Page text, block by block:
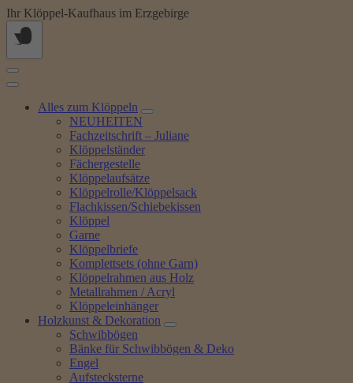
Springe
zum
Inhalt
Ihr Klöppel-Kaufhaus im Erzgebirge
Alles zum Klöppeln
NEUHEITEN
Fachzeitschrift – Juliane
Klöppelständer
Fächergestelle
Klöppelaufsätze
Klöppelrolle/Klöppelsack
Flachkissen/Schiebekissen
Klöppel
Garne
Klöppelbriefe
Komplettsets (ohne Garn)
Klöppelrahmen aus Holz
Metallrahmen / Acryl
Klöppeleinhänger
Holzkunst & Dekoration
Schwibbögen
Bänke für Schwibbögen & Deko
Engel
Aufstecksterne